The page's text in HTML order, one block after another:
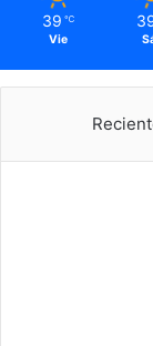
39 ℃
Vie